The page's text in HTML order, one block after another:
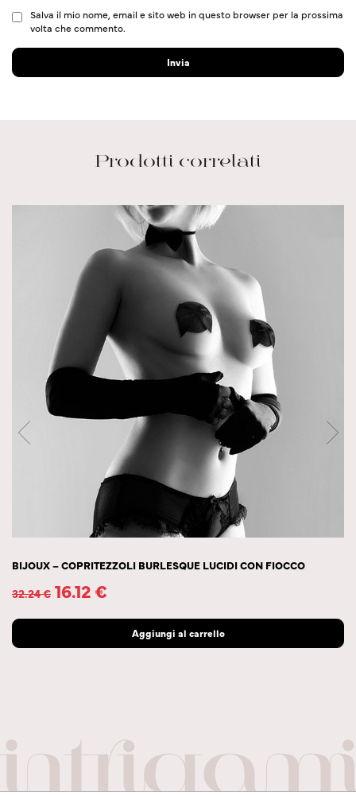
Salva il mio nome, email e sito web in questo browser per la prossima
volta che commento.
Prodotti correlati
BIJOUX – COPRITEZZOLI BURLESQUE LUCIDI CON FIOCCO
32.24€ 16.12€
Aggiungi al carrello